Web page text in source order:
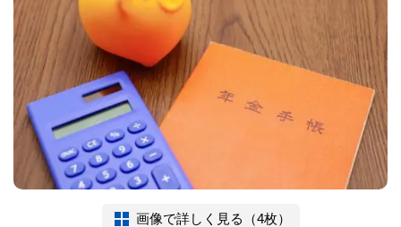
画像で詳しく見る（4枚）